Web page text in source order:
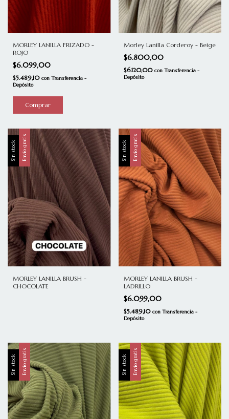
MORLEY LANILLA FRIZADO -
ROJO
$6.099,00
$5.489,10 con Transferencia -
Depósito
Morley Lanilla Corderoy - Beige
$6.800,00
$6.120,00 con Transferencia -
Depósito
Sin stock Envío gratis
MORLEY LANILLA BRUSH -
CHOCOLATE
Sin stock Envío gratis
MORLEY LANILLA BRUSH -
LADRILLO
$6.099,00
$5.489,10 con Transferencia -
Depósito
Sin stock Envío gratis Sin stock Envío gratis